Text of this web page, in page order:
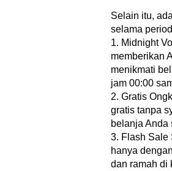
Selain itu,
selama
1. Midnight
memberikan
menikmati
jam 00:00
2. Gratis
gratis tanpa
belanja Anda
3. Flash Sale
hanya
dan ramah di